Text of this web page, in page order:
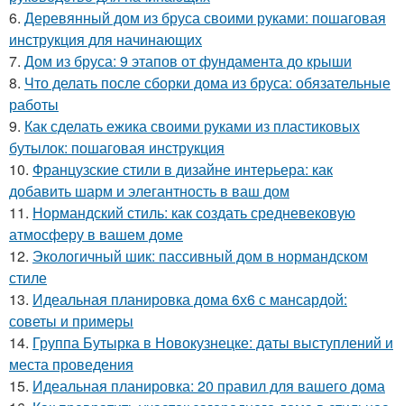
6. Деревянный дом из бруса своими руками: пошаговая
инструкция для начинающих
7. Дом из бруса: 9 этапов от фундамента до крыши
8. Что делать после сборки дома из бруса: обязательные
работы
9. Как сделать ежика своими руками из пластиковых
бутылок: пошаговая инструкция
10. Французские стили в дизайне интерьера: как
добавить шарм и элегантность в ваш дом
11. Нормандский стиль: как создать средневековую
атмосферу в вашем доме
12. Экологичный шик: пассивный дом в нормандском
стиле
13. Идеальная планировка дома 6х6 с мансардой:
советы и примеры
14. Группа Бутырка в Новокузнецке: даты выступлений и
места проведения
15. Идеальная планировка: 20 правил для вашего дома